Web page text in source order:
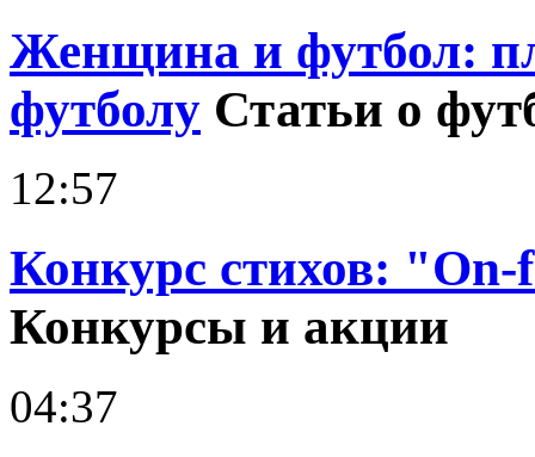
Женщина и футбол:
футболу Статьи о
12:57
Конкурс стихов:
Конкурсы и акции
04:37